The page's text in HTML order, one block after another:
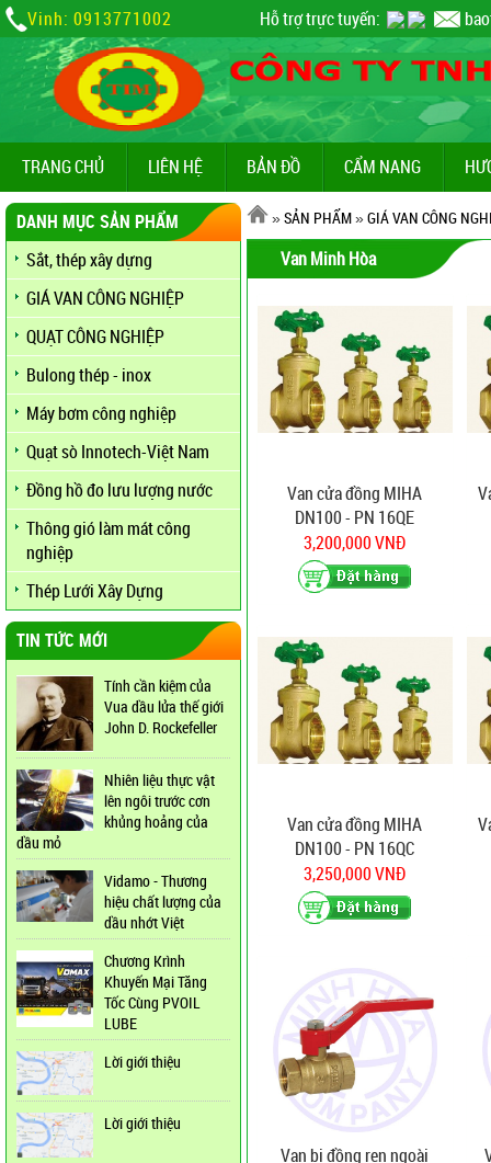
Vinh: 0913771002 Hỗ trợ trực tuyến:
TRANG CHỦ LIÊN HỆ BẢN ĐỒ CẨM NANG
DANH MỤC SẢN PHẨM
Sắt, thép xây dựng
GIÁ VAN CÔNG NGHIỆP
QUẠT CÔNG NGHIỆP
Bulong thép - inox
Máy bơm công nghiệp
Quạt sò Innotech-Việt Nam
Đồng hồ đo lưu lượng nước
Thông gió làm mát công
nghiệp
Thép Lưới Xây Dựng
TIN TỨC MỚI
Tính cần kiệm của
Vua dầu lửa thế giới
John D. Rockefeller
Nhiên liệu thực vật
lên ngôi trước cơn
khủng hoảng của
dầu mỏ
Vidamo - Thương
hiệu chất lượng của
dầu nhớt Việt
Chương Krình
Khuyến Mại Tăng
Tốc Cùng PVOIL
LUBE
Lời giới thiệu
Lời giới thiệu
»SẢN PHẨM»GIÁ VAN CÔNG
Van Minh Hòa
Van cửa đồng MIHA
DN100 - PN 16QE
3,200,000 VNĐ
Van cửa đồng MIHA
DN100 - PN 16QC
3,250,000 VNĐ
Van bi đồng ren ngoài